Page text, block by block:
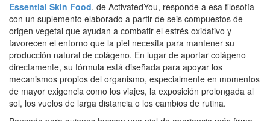
Essential Skin Food, de ActivatedYou, responde a esa filosofía
con un suplemento elaborado a partir de seis compuestos de
origen vegetal que ayudan a combatir el estrés oxidativo y
favorecen el entorno que la piel necesita para mantener su
producción natural de colágeno. En lugar de aportar colágeno
directamente, su fórmula está diseñada para apoyar los
mecanismos propios del organismo, especialmente en momentos
de mayor exigencia como los viajes, la exposición prolongada al
sol, los vuelos de larga distancia o los cambios de rutina.